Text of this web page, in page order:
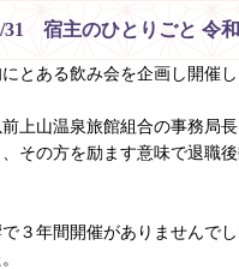
31 宿主のひとりごと 令和
とある飲み会を企画し開催し
上山温泉旅館組合の事務局
その方を励ます意味で退職
３年間開催がありませんで